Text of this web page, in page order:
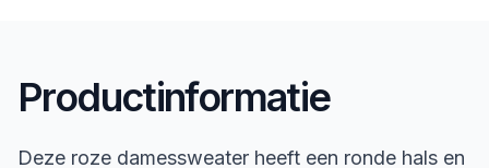
Productinformatie
Deze roze damessweater heeft een ronde hals en